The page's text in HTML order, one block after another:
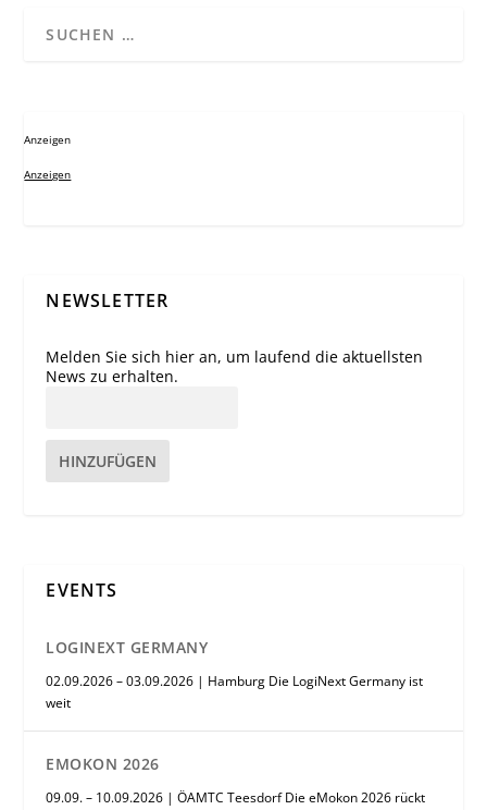
Anzeigen
Anzeigen
NEWSLETTER
Melden Sie sich hier an, um laufend die aktuellsten
News zu erhalten.
HINZUFÜGEN
EVENTS
LOGINEXT GERMANY
02.09.2026 – 03.09.2026 | Hamburg Die LogiNext Germany ist
weit
EMOKON 2026
09.09. – 10.09.2026 | ÖAMTC Teesdorf Die eMokon 2026 rückt